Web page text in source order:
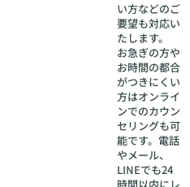
い方などのご
要望も対応い
たします。
お急ぎの方や
お時間の都合
がつきにくい
方はオンライ
ンでのカウン
セリングも可
能です。電話
やメール、
LINEでも24
時間以内にレ